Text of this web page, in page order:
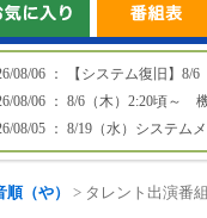
08/06 ： 【システム復旧】
08/06 ： 8/6（木）2:20頃～
08/05 ： 8/19（水）システム
（や） > タレント出演番